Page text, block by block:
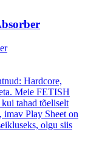
Hardcore,
Meie FETISH
tahad tõeliselt
imav Play Sheet on
olgu siis